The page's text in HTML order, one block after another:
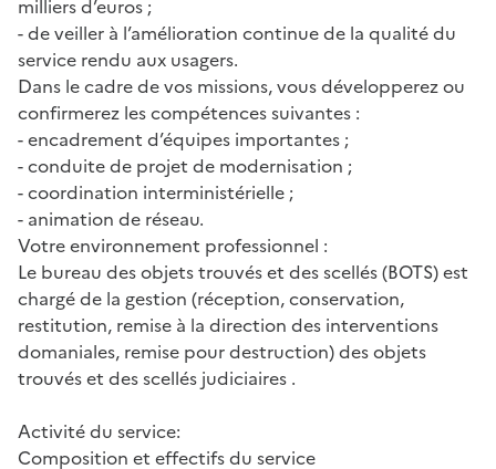
milliers d’euros ;
- de veiller à l’amélioration continue de la qualité du
service rendu aux usagers.
Dans le cadre de vos missions, vous développerez ou
confirmerez les compétences suivantes :
- encadrement d’équipes importantes ;
- conduite de projet de modernisation ;
- coordination interministérielle ;
- animation de réseau.
Votre environnement professionnel :
Le bureau des objets trouvés et des scellés (BOTS) est
chargé de la gestion (réception, conservation,
restitution, remise à la direction des interventions
domaniales, remise pour destruction) des objets
trouvés et des scellés judiciaires .
Activité du service:
Composition et effectifs du service